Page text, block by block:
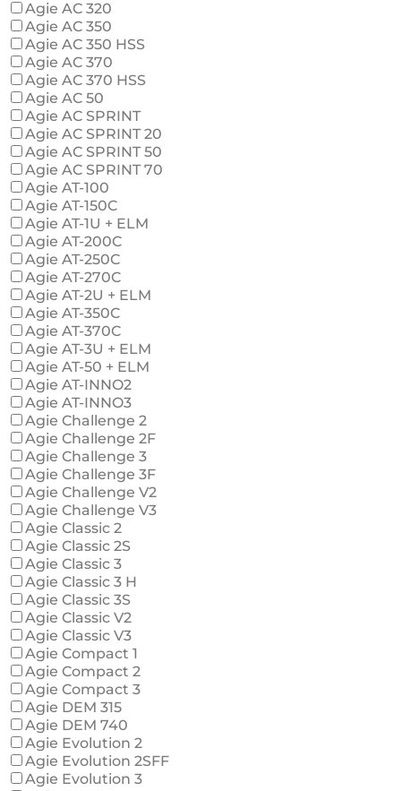
Agie AC 320
Agie AC 350
Agie AC 350 HSS
Agie AC 370
Agie AC 370 HSS
Agie AC 50
Agie AC SPRINT
Agie AC SPRINT 20
Agie AC SPRINT 50
Agie AC SPRINT 70
Agie AT-100
Agie AT-150C
Agie AT-1U + ELM
Agie AT-200C
Agie AT-250C
Agie AT-270C
Agie AT-2U + ELM
Agie AT-350C
Agie AT-370C
Agie AT-3U + ELM
Agie AT-50 + ELM
Agie AT-INNO2
Agie AT-INNO3
Agie Challenge 2
Agie Challenge 2F
Agie Challenge 3
Agie Challenge 3F
Agie Challenge V2
Agie Challenge V3
Agie Classic 2
Agie Classic 2S
Agie Classic 3
Agie Classic 3 H
Agie Classic 3S
Agie Classic V2
Agie Classic V3
Agie Compact 1
Agie Compact 2
Agie Compact 3
Agie DEM 315
Agie DEM 740
Agie Evolution 2
Agie Evolution 2SFF
Agie Evolution 3